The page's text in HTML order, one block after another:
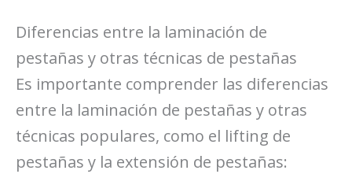
Diferencias entre la laminación de
pestañas y otras técnicas de pestañas
Es importante comprender las diferencias
entre la laminación de pestañas y otras
técnicas populares, como el lifting de
pestañas y la extensión de pestañas: